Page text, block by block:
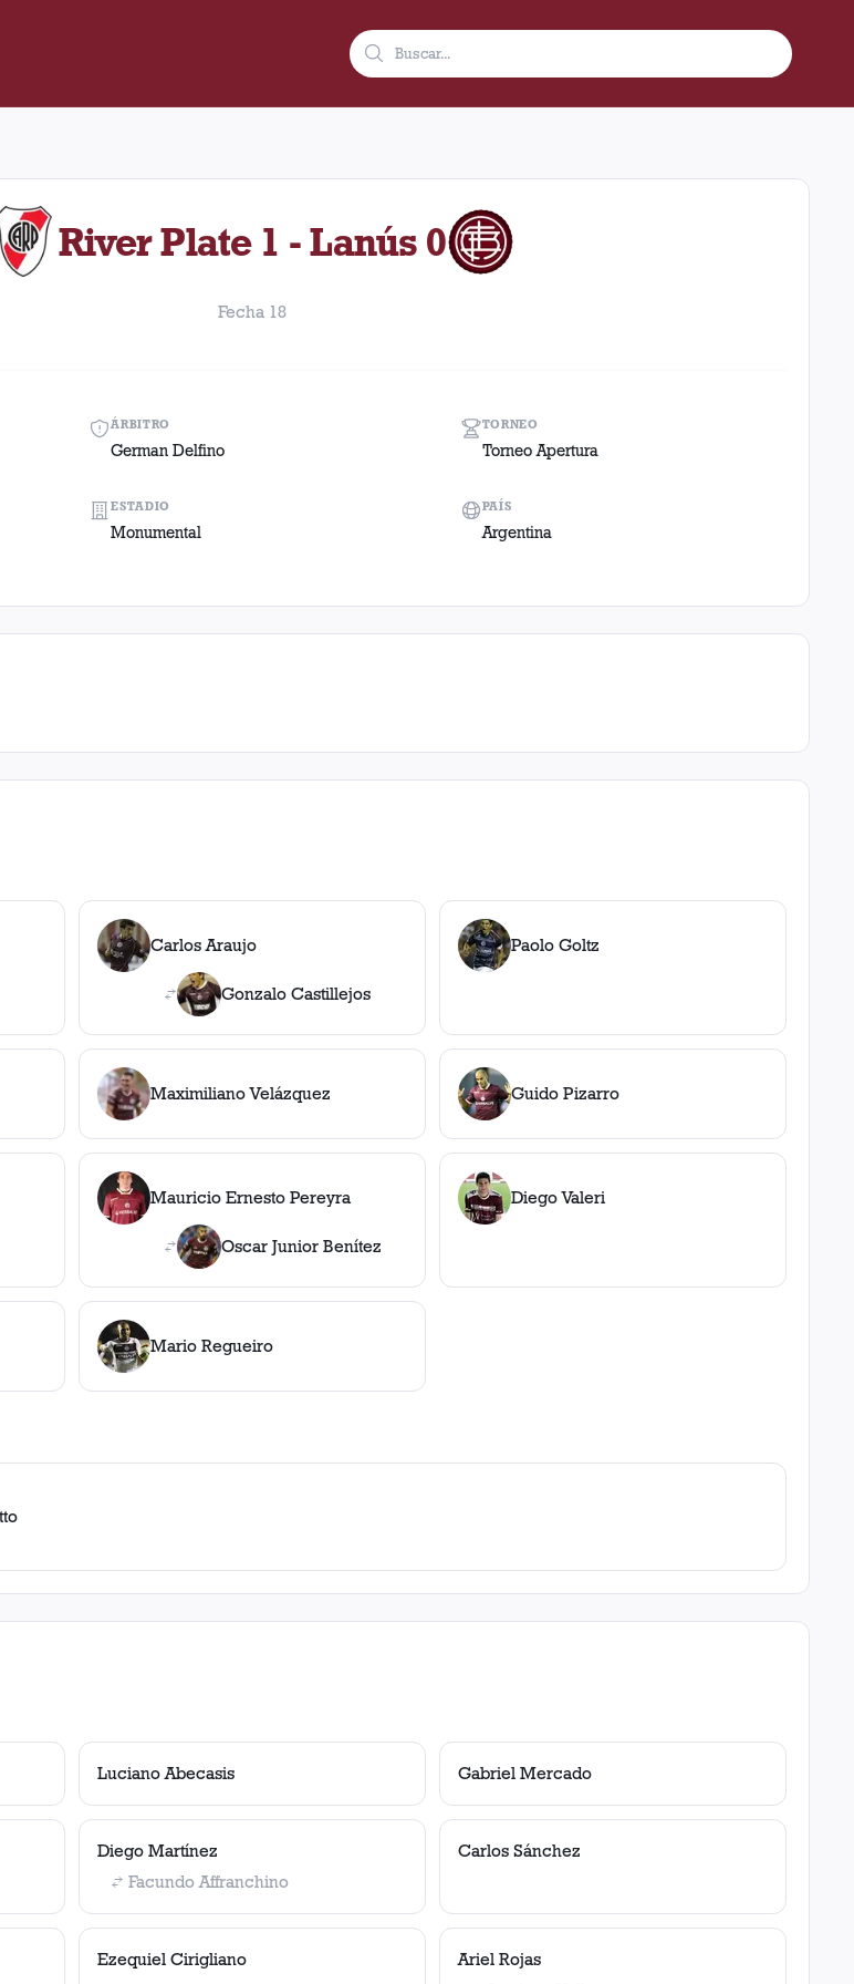
disputado el Domingo, 2 de diciembre de 2012 como visitante en el estadio Monumental (Argentina). El
River Plate 1 - Lanús 0
Fecha 18
ÁRBITRO
German Delfino
TORNEO
Torneo Apertura
ESTADIO
Monumental
PAÍS
Argentina
Carlos Araujo
Gonzalo Castillejos
Paolo Goltz
Maximiliano Velázquez Guido Pizarro
Mauricio Ernesto Pereyra
Oscar Junior Benítez
Diego Valeri
Mario Regueiro
Luciano Abecasis Gabriel Mercado
Diego Martínez
Facundo Affranchino
Carlos Sánchez
Ezequiel Cirigliano
Ariel Rojas